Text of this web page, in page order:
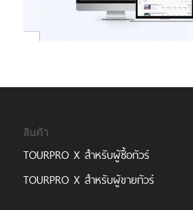
สินค้า
TOURPRO X สำหรับผู้ซื้อทัวร์
TOURPRO X สำหรับผู้ขายทัวร์